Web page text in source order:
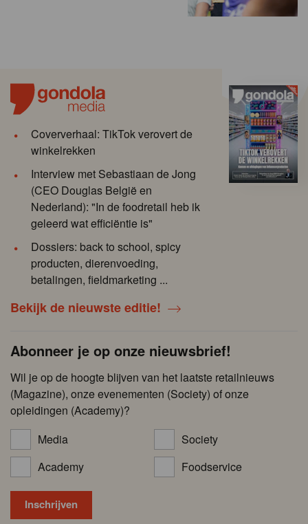
Coververhaal: TikTok verovert de
winkelrekken
Interview met Sebastiaan de Jong
(CEO Douglas België en
Nederland): "In de foodretail heb ik
geleerd wat efficiëntie is"
Dossiers: back to school, spicy
producten, dierenvoeding,
betalingen, fieldmarketing ...
Bekijk de nieuwste editie!
Abonneer je op onze nieuwsbrief!
Wil je op de hoogte blijven van het laatste retailnieuws
(Magazine), onze evenementen (Society) of onze
opleidingen (Academy)?
Media
Society
Academy
Foodservice